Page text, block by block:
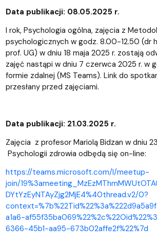
Data publikacji: 08.05.2025 r.
I rok, Psychologia ogólna, zajęcia z
psychologicznych w godz. 8.00-12.50 (dr
prof. UG) w dniu 18 maja 2025 r. zostają
zajęć nastąpi w dniu 7 czerwca 2025 r. w
formie zdalnej (MS Teams). Link do
przesłany przed zajęciami.
Data publikacji: 21.03.2025 r.
Zajęcia z profesor Mariolą Bidzan w dniu
Psychologii zdrowia odbędą się on-line:
https://teams.microsoft.com/l/meetup-
join/
DYtYzEyNTAyZjg2MjE4%40thread.v2/0?
a1a6-
6366-45b1-aa95-673b02affe2f%22%7d